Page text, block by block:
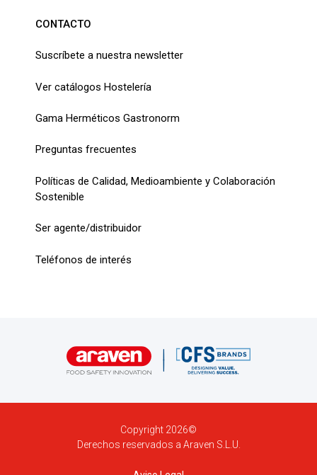
CONTACTO
Suscríbete a nuestra newsletter
Ver catálogos Hostelería
Gama Herméticos Gastronorm
Preguntas frecuentes
Políticas de Calidad, Medioambiente y Colaboración
Sostenible
Ser agente/distribuidor
Teléfonos de interés
Copyright 2026©
Derechos reservados a Araven S.L.U.